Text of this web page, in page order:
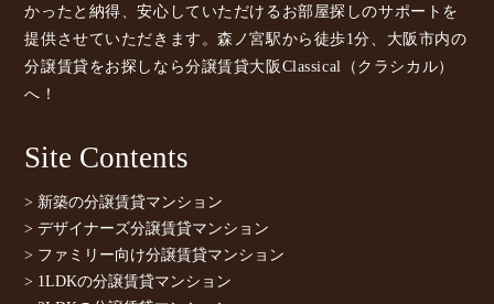
かったと納得、安心していただけるお部屋探しのサポートを
提供させていただきます。森ノ宮駅から徒歩1分、大阪市内の
分譲賃貸をお探しなら分譲賃貸大阪Classical（クラシカル）
へ！
Site Contents
> 新築の分譲賃貸マンション
> デザイナーズ分譲賃貸マンション
> ファミリー向け分譲賃貸マンション
> 1LDKの分譲賃貸マンション